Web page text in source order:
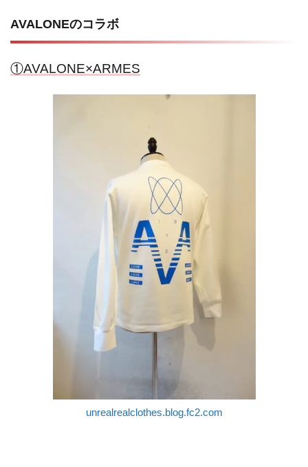
AVALONEのコラボ
①AVALONE×ARMES
unrealrealclothes.blog.fc2.com